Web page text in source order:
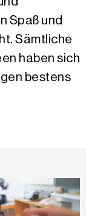
Spaß und
Sämtliche
haben sich
bestens